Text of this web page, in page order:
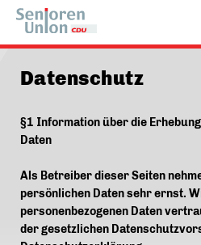
Datenschutz
§1 Information über die
Daten
Als Betreiber dieser Seiten
persönlichen Daten sehr ernst.
personenbezogenen Daten
der gesetzlichen